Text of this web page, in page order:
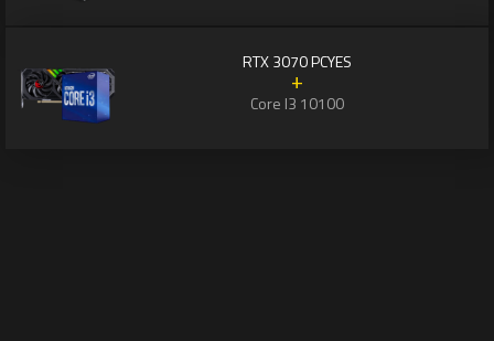
RTX 3070 PCYES
+
Core I3 10100